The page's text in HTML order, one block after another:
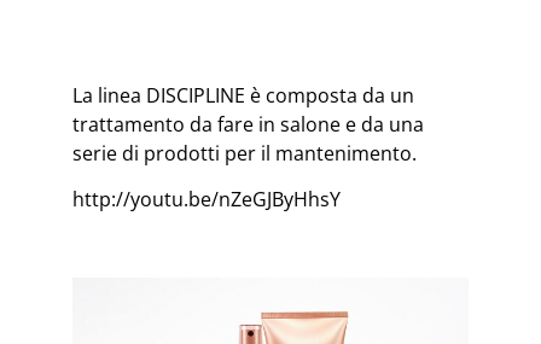
La linea DISCIPLINE è composta da un
trattamento da fare in salone e da una
serie di prodotti per il mantenimento.
http://youtu.be/nZeGJByHhsY